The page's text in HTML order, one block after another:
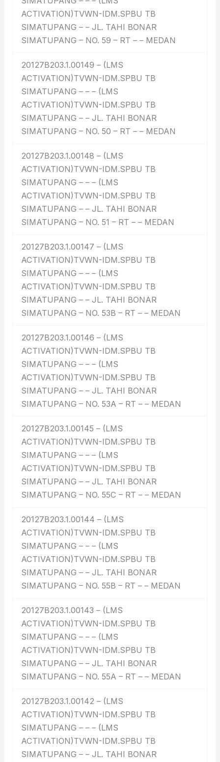
ACTIVATION)TVWN-IDM.SPBU TB
SIMATUPANG – – JL. TAHI BONAR
SIMATUPANG – NO. 59 – RT – – MEDAN
20127B203.1.00149 – (LMS
ACTIVATION)TVWN-IDM.SPBU TB
SIMATUPANG – – – (LMS
ACTIVATION)TVWN-IDM.SPBU TB
SIMATUPANG – – JL. TAHI BONAR
SIMATUPANG – NO. 50 – RT – – MEDAN
20127B203.1.00148 – (LMS
ACTIVATION)TVWN-IDM.SPBU TB
SIMATUPANG – – – (LMS
ACTIVATION)TVWN-IDM.SPBU TB
SIMATUPANG – – JL. TAHI BONAR
SIMATUPANG – NO. 51 – RT – – MEDAN
20127B203.1.00147 – (LMS
ACTIVATION)TVWN-IDM.SPBU TB
SIMATUPANG – – – (LMS
ACTIVATION)TVWN-IDM.SPBU TB
SIMATUPANG – – JL. TAHI BONAR
SIMATUPANG – NO. 53B – RT – – MEDAN
20127B203.1.00146 – (LMS
ACTIVATION)TVWN-IDM.SPBU TB
SIMATUPANG – – – (LMS
ACTIVATION)TVWN-IDM.SPBU TB
SIMATUPANG – – JL. TAHI BONAR
SIMATUPANG – NO. 53A – RT – – MEDAN
20127B203.1.00145 – (LMS
ACTIVATION)TVWN-IDM.SPBU TB
SIMATUPANG – – – (LMS
ACTIVATION)TVWN-IDM.SPBU TB
SIMATUPANG – – JL. TAHI BONAR
SIMATUPANG – NO. 55C – RT – – MEDAN
20127B203.1.00144 – (LMS
ACTIVATION)TVWN-IDM.SPBU TB
SIMATUPANG – – – (LMS
ACTIVATION)TVWN-IDM.SPBU TB
SIMATUPANG – – JL. TAHI BONAR
SIMATUPANG – NO. 55B – RT – – MEDAN
20127B203.1.00143 – (LMS
ACTIVATION)TVWN-IDM.SPBU TB
SIMATUPANG – – – (LMS
ACTIVATION)TVWN-IDM.SPBU TB
SIMATUPANG – – JL. TAHI BONAR
SIMATUPANG – NO. 55A – RT – – MEDAN
20127B203.1.00142 – (LMS
ACTIVATION)TVWN-IDM.SPBU TB
SIMATUPANG – – – (LMS
ACTIVATION)TVWN-IDM.SPBU TB
SIMATUPANG – – JL. TAHI BONAR